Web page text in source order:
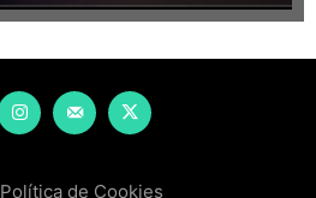
Política de Cookies